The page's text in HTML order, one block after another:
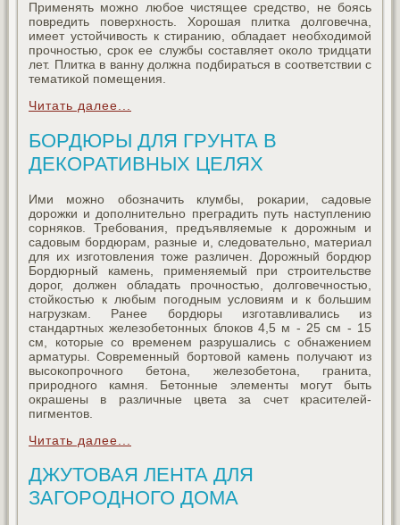
Применять можно любое чистящее средство, не боясь
повредить поверхность. Хорошая плитка долговечна,
имеет устойчивость к стиранию, обладает необходимой
прочностью, срок ее службы составляет около тридцати
лет. Плитка в ванну должна подбираться в соответствии с
тематикой помещения.
Читать далее...
БОРДЮРЫ ДЛЯ ГРУНТА В
ДЕКОРАТИВНЫХ ЦЕЛЯХ
Ими можно обозначить клумбы, рокарии, садовые
дорожки и дополнительно преградить путь наступлению
сорняков. Требования, предъявляемые к дорожным и
садовым бордюрам, разные и, следовательно, материал
для их изготовления тоже различен. Дорожный бордюр
Бордюрный камень, применяемый при строительстве
дорог, должен обладать прочностью, долговечностью,
стойкостью к любым погодным условиям и к большим
нагрузкам. Ранее бордюры изготавливались из
стандартных железобетонных блоков 4,5 м - 25 см - 15
см, которые со временем разрушались с обнажением
арматуры. Современный бортовой камень получают из
высокопрочного бетона, железобетона, гранита,
природного камня. Бетонные элементы могут быть
окрашены в различные цвета за счет красителей-
пигментов.
Читать далее...
ДЖУТОВАЯ ЛЕНТА ДЛЯ
ЗАГОРОДНОГО ДОМА